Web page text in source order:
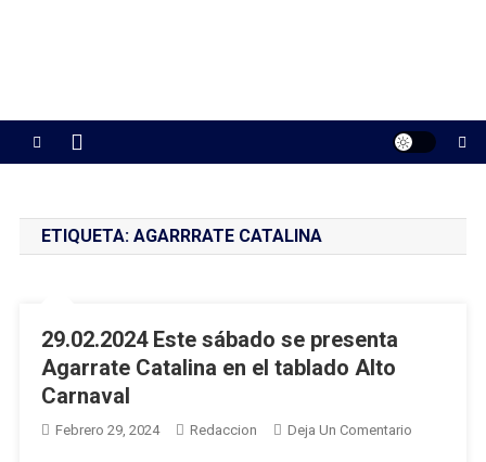
ETIQUETA: AGARRRATE CATALINA
29.02.2024 Este sábado se presenta
Agarrate Catalina en el tablado Alto
Carnaval
Febrero 29, 2024 Redaccion Deja Un ComentarioEn